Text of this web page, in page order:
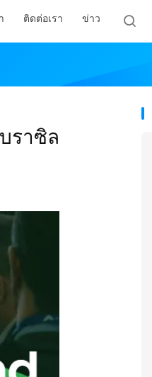
ติดต่อเรา ข่าว
ราซิล